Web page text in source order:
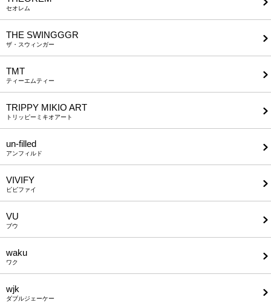
セオレム
THE SWINGGGR
ザ・スウィンガー
TMT
ティーエムティー
TRIPPY MIKIO ART
トリッピーミキオアート
un-filled
アンフィルド
VIVIFY
ビビファイ
VU
ブウ
waku
ワク
wjk
ダブルジェーケー